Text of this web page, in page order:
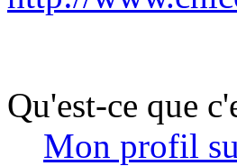
Qu'est-ce que
Mon profil